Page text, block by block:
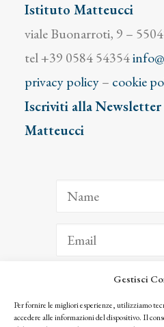
Gestisci
Per fornire le migliori esperienze, utilizziamo
accedere alle informazioni del dispositivo. Il
Istituto Matteucci
viale Buonarroti, 9 –
tel +39 0584 54354
privacy policy– cookie
Iscriviti alla
Matteucci
Facendo clic per iscriverti, riconosci che le